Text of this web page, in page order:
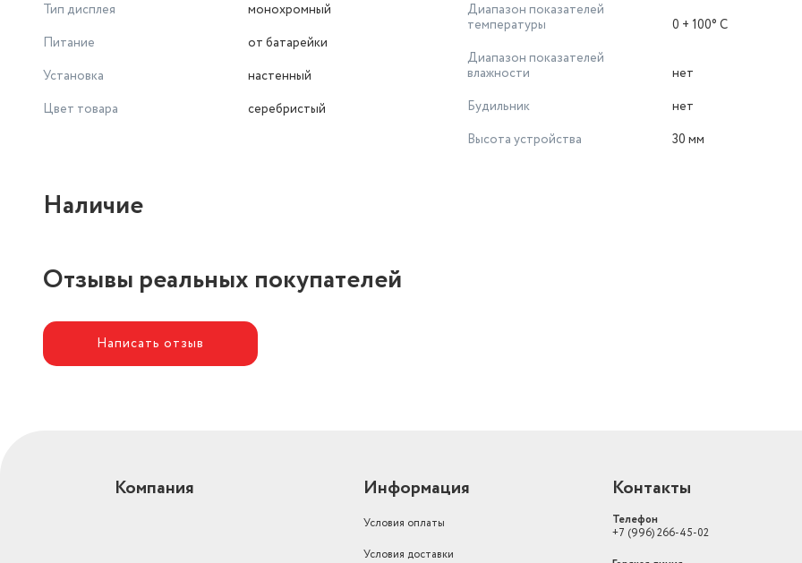
Тип дисплея
монохромный
Питание
от батарейки
Установка
настенный
Цвет товара
серебристый
Диапазон показателей
температуры
0 + 100° C
Диапазон показателей
влажности
нет
Будильник
нет
Высота устройства
30 мм
Наличие
Отзывы реальных покупателей
Написать отзыв
Компания Информация
Условия оплаты
Условия доставки
Контакты
Телефон
+7 (996) 266-45-02